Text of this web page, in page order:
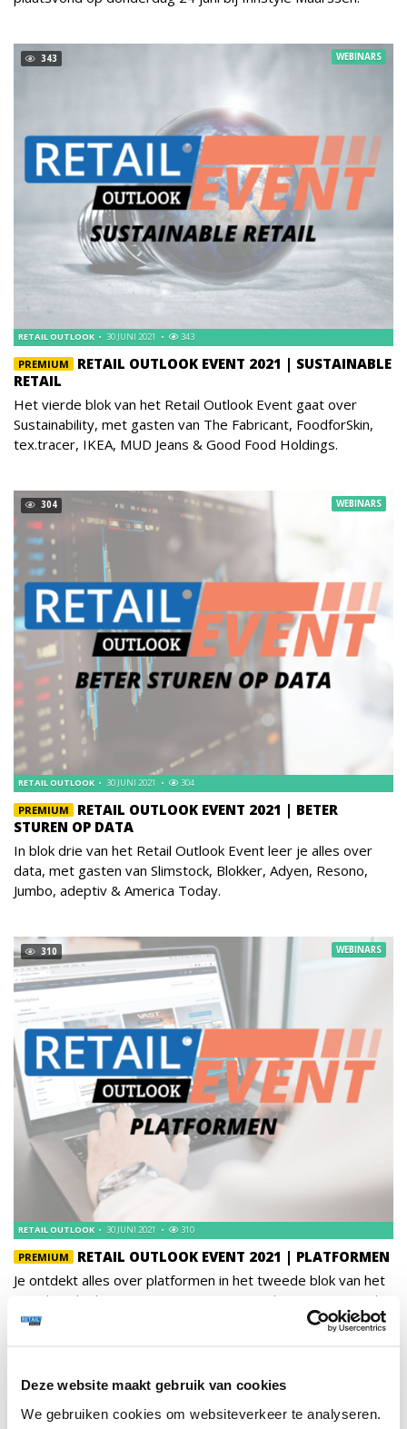
Deze website maakt gebruik van cookies
We gebruiken cookies om websiteverkeer te analyseren.
343
PREMIUM
RETAIL OUTLOOK EVENT 2021 | SUSTAINABLE
RETAIL
RETAIL OUTLOOK 30 JUNI 2021 343
WEBINARS
Het vierde blok van het Retail Outlook Event gaat over
Sustainability, met gasten van The Fabricant, FoodforSkin,
tex.tracer, IKEA, MUD Jeans & Good Food Holdings.
304
PREMIUM
RETAIL OUTLOOK EVENT 2021 | BETER
STUREN OP DATA
RETAIL OUTLOOK 30 JUNI 2021 304
WEBINARS
In blok drie van het Retail Outlook Event leer je alles over
data, met gasten van Slimstock, Blokker, Adyen, Resono,
Jumbo, adeptiv & America Today.
310
PREMIUM RETAIL OUTLOOK EVENT 2021 | PLATFORMEN
RETAIL OUTLOOK 30 JUNI 2021 310
WEBINARS
Je ontdekt alles over platformen in het tweede blok van het
Retail Outlook Event, met gasten van Wish, NADUVI, Local
Heroes, zolokaal & Zupr.
187